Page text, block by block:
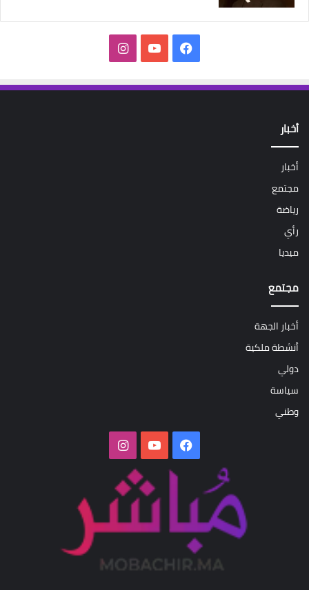
فيسبوك‫YouTubeانستقرام
أخبار
أخبار
مجتمع
رياضة
رأي
ميديا
مجتمع
أخبار الجهة
أنشطة ملكية
دولي
سياسة
وطني
فيسبوك‫YouTubeانستقرام